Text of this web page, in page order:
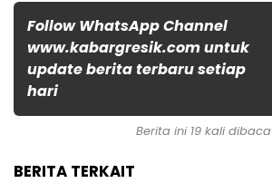
Follow WhatsApp Channel
www.kabargresik.com untuk
update berita terbaru setiap
hari
Berita ini 19 kali dibaca
BERITA TERKAIT